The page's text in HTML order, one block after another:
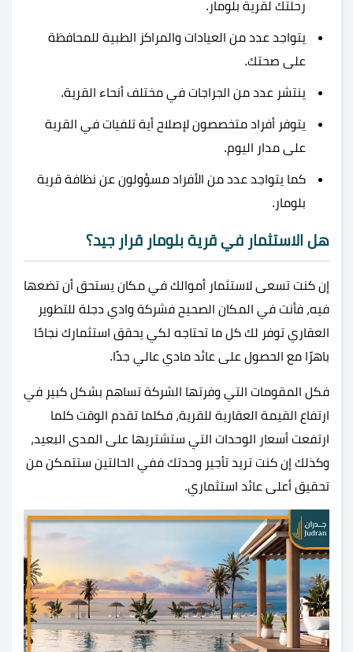
رحلتك لقرية بلومار.
يتواجد عدد من العيادات والمراكز الطبية للمحافظة
على صحتك.
ينتشر عدد من الجراجات في مختلف أنحاء القرية.
يتوفر أفراد متخصصون لإصلاح أية تلفيات في القرية
على مدار اليوم.
كما يتواجد عدد من الأفراد مسؤولون عن نظافة قرية
بلومار.
هل الاستثمار في قرية بلومار قرار جيد؟
إن كنت تسعى لاستثمار أموالك في مكان يستحق أن تضعها
فيه، فأنت في المكان الصحيح فشركة وادي دجلة للتطوير
العقاري توفر لك كل ما تحتاجه لكي يحقق استثمارك نجاحًا
باهرًا مع الحصول على عائد مادي عالي جدًا.
فكل المقومات التي وفرتها الشركة تساهم بشكل كبير في
ارتفاع القيمة العقارية للقرية، فكلما تقدم الوقت كلما
ارتفعت أسعار الوحدات التي ستشتريها على المدى البعيد،
وكذلك إن كنت تريد تأجير وحدتك ففي الحالتين ستتمكن من
تحقيق أعلى عائد استثماري.